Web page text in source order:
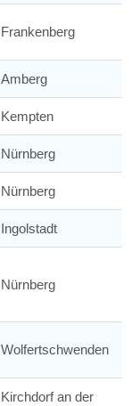
Frankenberg
Amberg
Kempten
Nürnberg
Nürnberg
Ingolstadt
Nürnberg
Wolfertschwenden
Kirchdorf an der